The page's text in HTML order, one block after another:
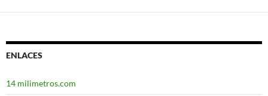
ENLACES
14 milimetros.com